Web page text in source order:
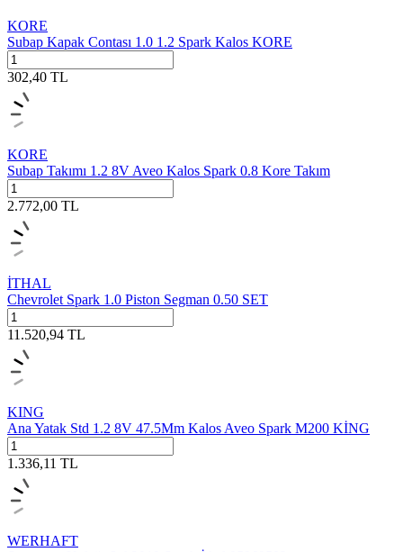
KORE
Subap Kapak Contası 1.0 1.2 Spark Kalos KORE
302,40 TL
KORE
Subap Takımı 1.2 8V Aveo Kalos Spark 0.8 Kore Takım
2.772,00 TL
İTHAL
Chevrolet Spark 1.0 Piston Segman 0.50 SET
11.520,94 TL
KING
Ana Yatak Std 1.2 8V 47.5Mm Kalos Aveo Spark M200 KİNG
1.336,11 TL
WERHAFT